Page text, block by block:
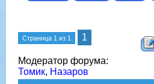
Страница 1 из 1 1
Модератор форума:
Томик, Назаров